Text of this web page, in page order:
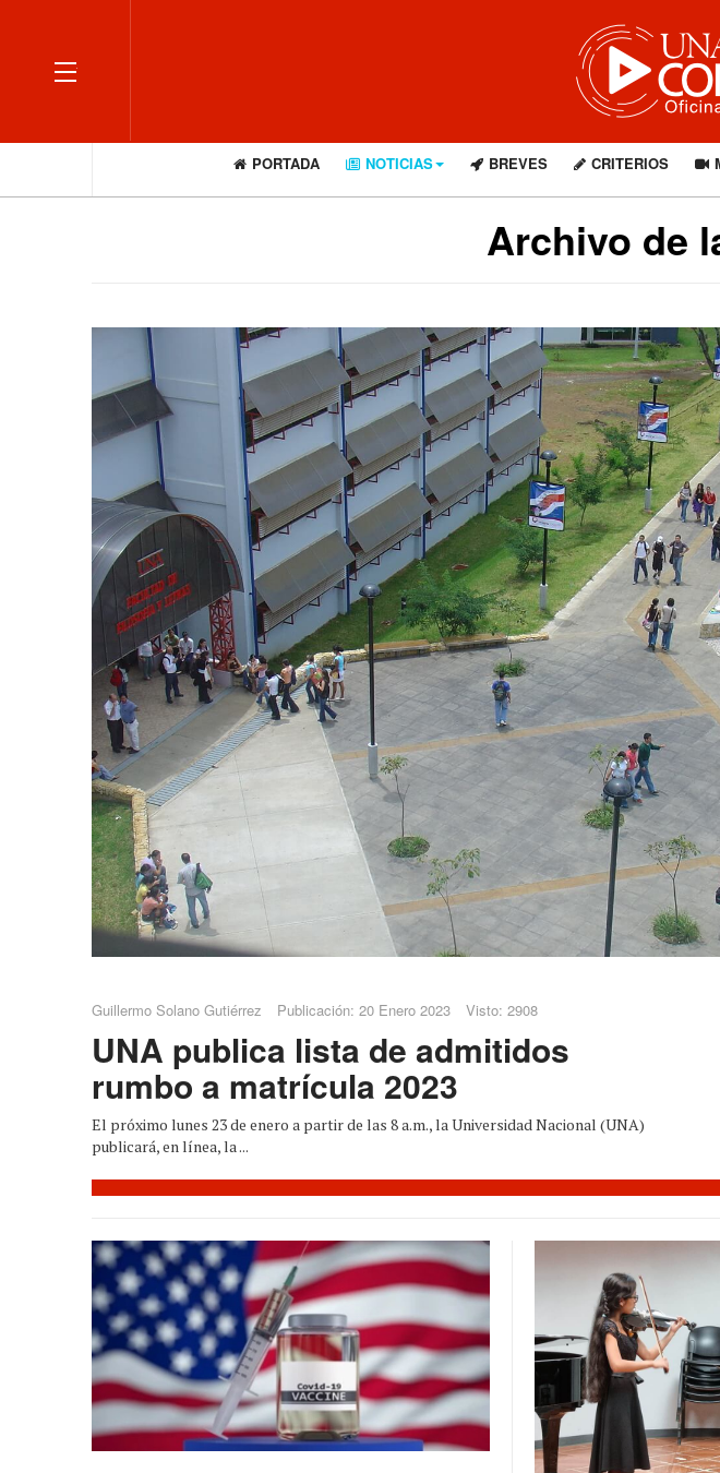
OFF CANVAS
PORTADA NOTICIAS BREVES CRITERIOS
Archivo de
Guillermo Solano Gutiérrez Publicación: 20 Enero 2023 Visto: 2908
UNA publica lista de admitidos
rumbo a matrícula 2023
El próximo lunes 23 de enero a partir de las 8 a.m., la Universidad Nacional (UNA)
publicará, en línea, la ...